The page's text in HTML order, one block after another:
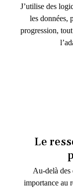
J’utilise des
les données,
progression,
Le
Au-delà des
importance au